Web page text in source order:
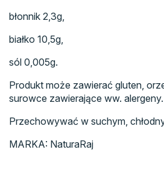
błonnik 2,3g,
białko 10,5g,
sól 0,005g.
Produkt może zawierać gluten,
surowce zawierające ww. alergeny.
Przechowywać w suchym,
MARKA: NaturaRaj